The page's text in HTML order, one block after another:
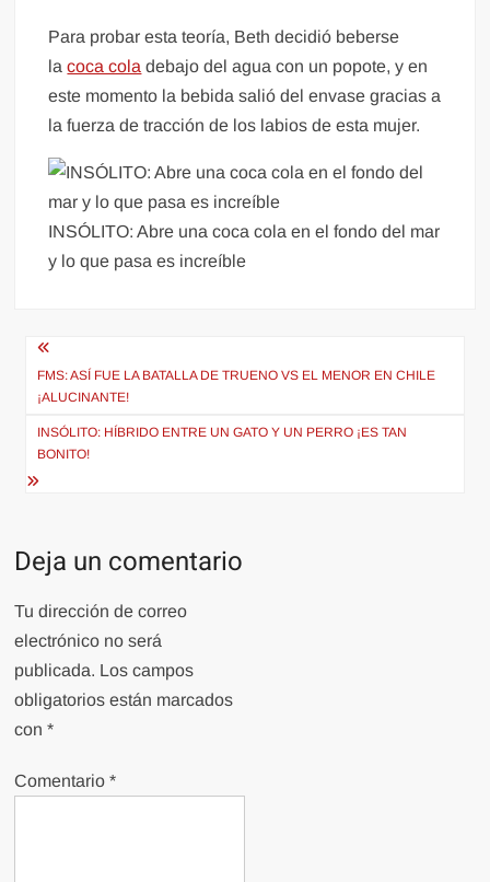
Para probar esta teoría, Beth decidió beberse
lacoca cola debajo del agua con un popote, y en
este momento la bebida salió del envase gracias a
la fuerza de tracción de los labios de esta mujer.
INSÓLITO: Abre una coca cola en el fondo del mar
y lo que pasa es increíble
Navegación
de
entradas
FMS: ASÍ FUE LA BATALLA DE TRUENO VS EL MENOR EN CHILE
¡ALUCINANTE!
INSÓLITO: HÍBRIDO ENTRE UN GATO Y UN PERRO ¡ES TAN
BONITO!
Deja un comentario
Tu dirección de correo
electrónico no será
publicada. Los campos
obligatorios están marcados
con*
Comentario*